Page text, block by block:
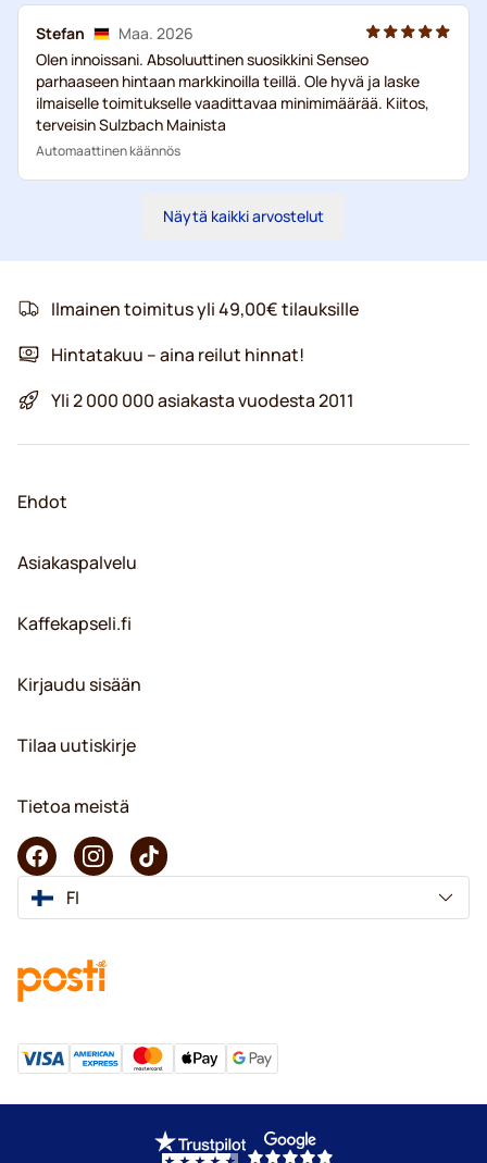
Stefan
Maa. 2026
Olen innoissani. Absoluuttinen suosikkini Senseo
parhaaseen hintaan markkinoilla teillä. Ole hyvä ja laske
ilmaiselle toimitukselle vaadittavaa minimimäärää. Kiitos,
terveisin Sulzbach Mainista
Automaattinen käännös
Näytä kaikki arvostelut
Ilmainen toimitus yli 49,00€ tilauksille
Hintatakuu – aina reilut hinnat!
Yli 2 000 000 asiakasta vuodesta 2011
Ehdot
Asiakaspalvelu
Kaffekapseli.fi
Kirjaudu sisään
Tilaa uutiskirje
Tietoa meistä
FI